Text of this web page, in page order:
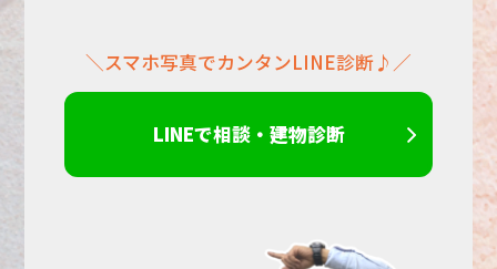
＼スマホ写真でカンタンLINE診断♪／
LINEで相談・建物診断